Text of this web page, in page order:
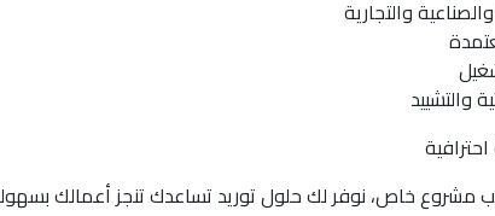
والتجارية
والتشييد
خاص، نوفر لك حلول توريد تساعدك تنجز أعمالك